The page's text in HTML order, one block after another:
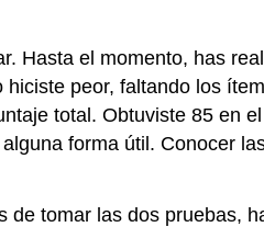
Hasta el momento, has
peor, faltando los
total. Obtuviste 85 en
forma útil. Conocer
tomar las dos pruebas,